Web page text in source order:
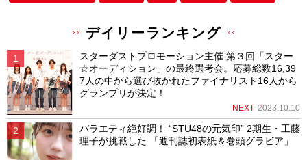
デイリーランキング
スターダストプロモーション主催 第３回「スター
☆オーディション」の最終選考会。応募総数16,39
7人の中から選び抜かれたファイナリスト16人から
グランプリが決定！
NEXT 2023.10.10
バラエティ絶好調！ “STU48の元気印” 2期生・工藤
理子が挑戦した 「週刊誌初表紙＆巻頭グラビア」